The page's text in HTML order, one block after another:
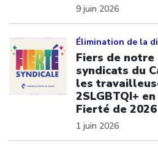
9 juin 2026
Élimination de la
Fiers de
syndicats du
les
2SLGBTQI+
Fierté de 2026
1 juin 2026